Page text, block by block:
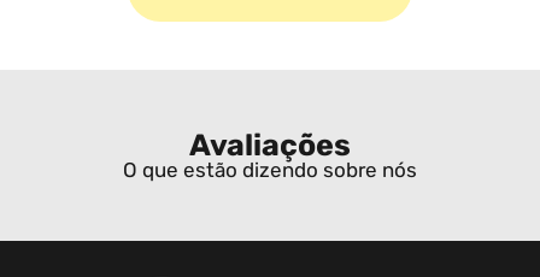
Avaliações
O que estão dizendo sobre nós